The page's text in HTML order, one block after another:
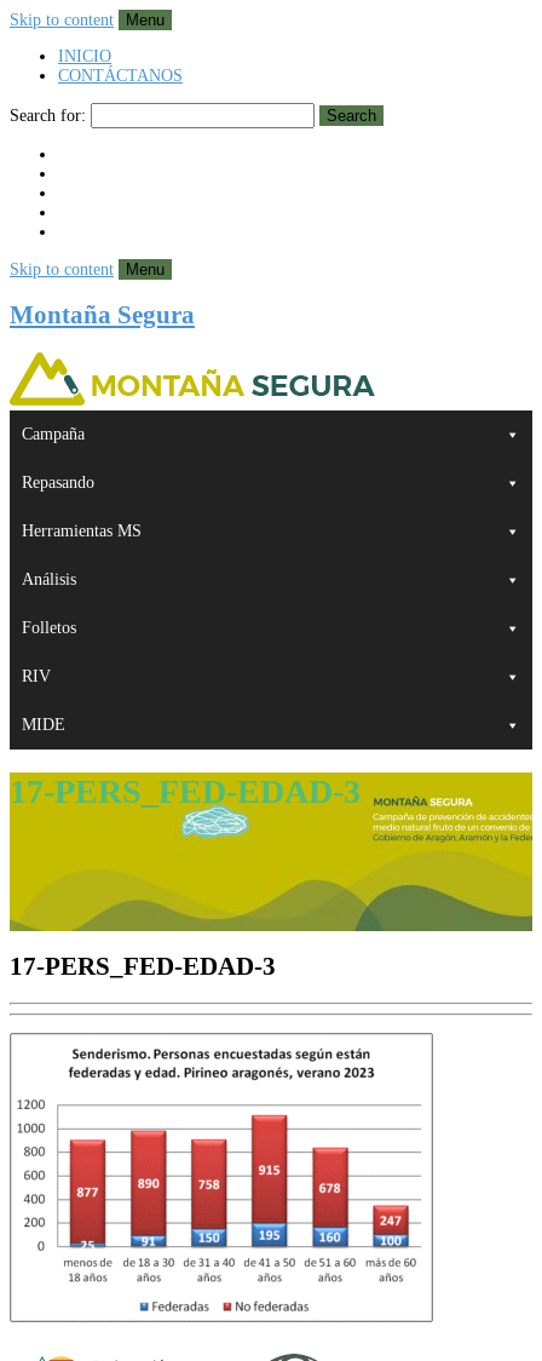
Skip to content
Menu
INICIO
CONTÁCTANOS
Search for: Search
Skip to content Menu
Montaña Segura
Campaña
Repasando
Herramientas MS
Análisis
Folletos
RIV
MIDE
17-PERS_FED-EDAD-3
17-PERS_FED-EDAD-3